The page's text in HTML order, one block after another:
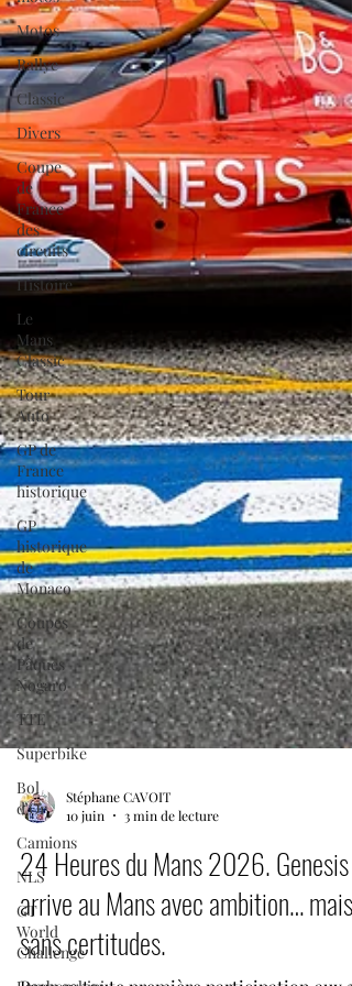
Motos
Rallye
Classic
Divers
Coupe
de
France
des
circuits
Histoire
Le
Mans
Classic
Tour
Auto
GP de
France
historique
GP
historique
de
Monaco
Coupes
de
Pâques
Nogaro
TTE
Superbike
Bol
d'Or
Camions
NLS
GT
World
Challenge
Stéphane CAVOIT
10 juin
3 min de lecture
24 Heures du Mans 2026. Genesis
arrive au Mans avec ambition… mais